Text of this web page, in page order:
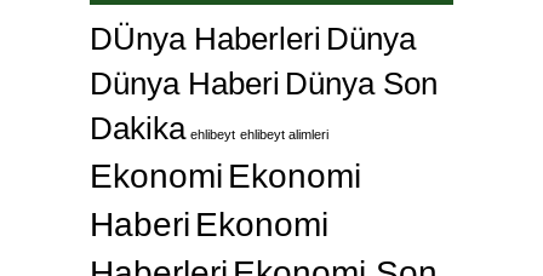
DÜnya Haberleri Dünya
Dünya Haberi Dünya Son
Dakika ehlibeyt ehlibeyt alimleri
Ekonomi Ekonomi
Haberi Ekonomi